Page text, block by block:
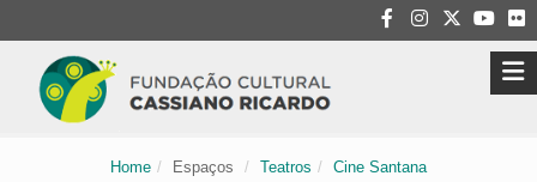
Home Espaços Teatros Cine Santana